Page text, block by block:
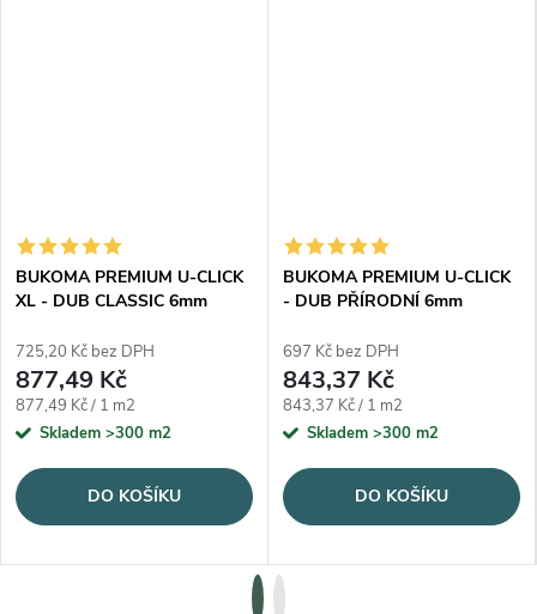
BUKOMA PREMIUM U-CLICK
XL - DUB CLASSIC 6mm
725,20 Kč bez DPH
877,49 Kč
Měrná cena:
877,49 Kč / 1 m2
Skladem >300 m2
DO KOŠÍKU
BUKOMA PREMIUM U-CLICK
- DUB PŘÍRODNÍ 6mm
697 Kč bez DPH
843,37 Kč
Měrná cena:
843,37 Kč / 1 m2
Skladem >300 m2
DO KOŠÍKU